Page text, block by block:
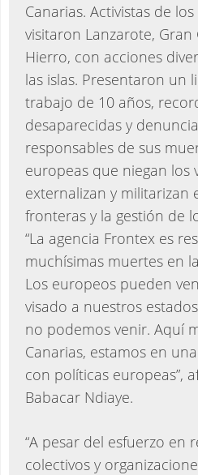
Canarias. Activistas de
visitaron Lanzarote, Gran
Hierro, con acciones
las islas. Presentaron un
trabajo de 10 años,
desaparecidas y
responsables de sus
europeas que niegan los
externalizan y militarizan
fronteras y la gestión de
“La agencia Frontex es
muchísimas muertes en
Los europeos pueden
visado a nuestros
no podemos venir. Aquí
Canarias, estamos en
con políticas europeas”,
Babacar Ndiaye.
“A pesar del esfuerzo en
colectivos y